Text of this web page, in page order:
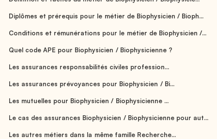
Diplômes et prérequis pour le métier de Biophysicien / Bioph...
Conditions et rémunérations pour le métier de Biophysicien /...
Quel code APE pour Biophysicien / Biophysicienne ?
Les assurances responsabilités civiles profession...
Les assurances prévoyances pour Biophysicien / Bi...
Les mutuelles pour Biophysicien / Biophysicienne ...
Le cas des assurances Biophysicien / Biophysicienne pour aut...
Les autres métiers dans la même famille Recherche...